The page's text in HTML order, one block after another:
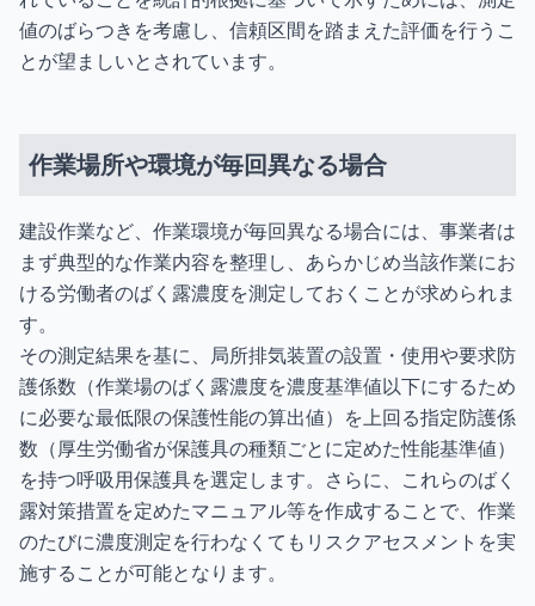
値のばらつきを考慮し、信頼区間を踏まえた評価を行うこ
とが望ましいとされています。
作業場所や環境が毎回異なる場合
建設作業など、作業環境が毎回異なる場合には、事業者は
まず典型的な作業内容を整理し、あらかじめ当該作業にお
ける労働者のばく露濃度を測定しておくことが求められま
す。
その測定結果を基に、局所排気装置の設置・使用や要求防
護係数（作業場のばく露濃度を濃度基準値以下にするため
に必要な最低限の保護性能の算出値）を上回る指定防護係
数（厚生労働省が保護具の種類ごとに定めた性能基準値）
を持つ呼吸用保護具を選定します。さらに、これらのばく
露対策措置を定めたマニュアル等を作成することで、作業
のたびに濃度測定を行わなくてもリスクアセスメントを実
施することが可能となります。